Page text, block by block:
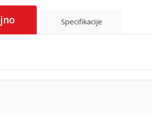
Specifikacije